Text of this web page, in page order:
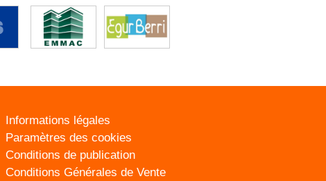
Informations légales
Paramètres des cookies
Conditions de publication
Conditions Générales de Vente